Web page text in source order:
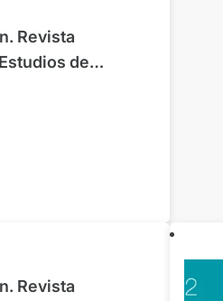
Revista
de
Sociales.
Revista